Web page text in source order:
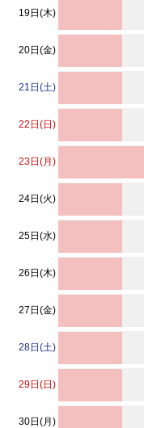
19日(木)
20日(金)
21日(土)
22日(日)
23日(月)
24日(火)
25日(水)
26日(木)
27日(金)
28日(土)
29日(日)
30日(月)